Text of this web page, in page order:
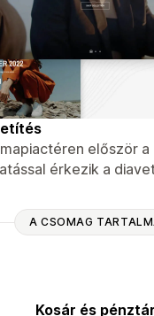
először a
érkezik a
A CSOMAG
Kosár és pénztár